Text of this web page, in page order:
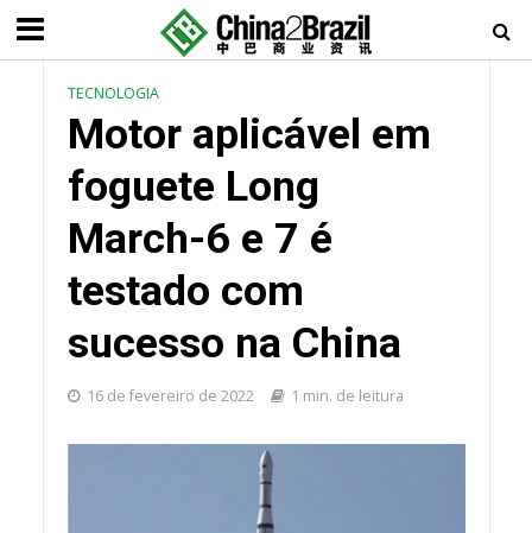
TECNOLOGIA
Motor aplicável em
foguete Long
March-6 e 7 é
testado com
sucesso na China
16 de fevereiro de 2022 1 min. de leitura